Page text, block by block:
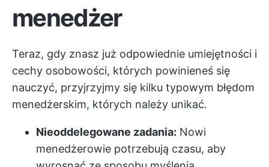
menedżer
Teraz, gdy znasz już odpowiednie umiejętności i
cechy osobowości, których powinieneś się
nauczyć, przyjrzyjmy się kilku typowym błędom
menedżerskim, których należy unikać.
Nieoddelegowane zadania: Nowi
menedżerowie potrzebują czasu, aby